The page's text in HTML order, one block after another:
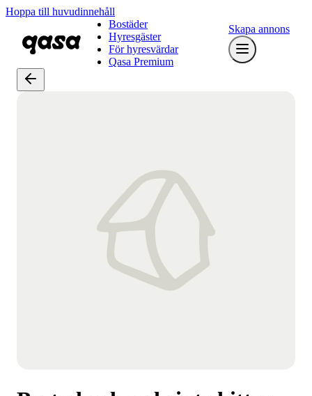
Hoppa till huvudinnehåll
Bostäder
Hyresgäster
För hyresvärdar
Qasa Premium
Skapa annons